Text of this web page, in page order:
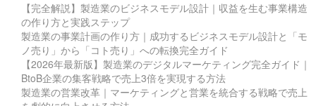
【完全解説】製造業のビジネスモデル設計｜収益を生む事業構造
の作り方と実践ステップ
製造業の事業計画の作り方｜成功するビジネスモデル設計と「モ
ノ売り」から「コト売り」への転換完全ガイド
【2026年最新版】製造業のデジタルマーケティング完全ガイド｜
BtoB企業の集客戦略で売上3倍を実現する方法
製造業の営業改革｜マーケティングと営業を統合する戦略で売上